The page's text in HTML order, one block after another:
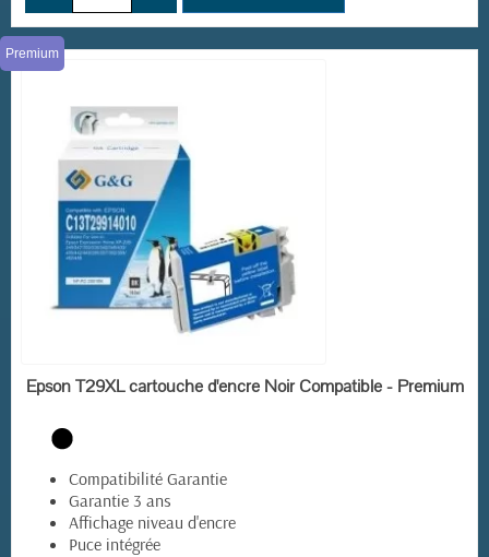
EN STOCK
Premium
Epson T29XL cartouche d'encre Noir Compatible - Premium
Compatibilité Garantie
Garantie 3 ans
Affichage niveau d'encre
Puce intégrée